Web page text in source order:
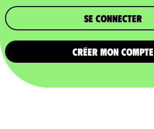
Se connecter
CRÉER MON COMPTE